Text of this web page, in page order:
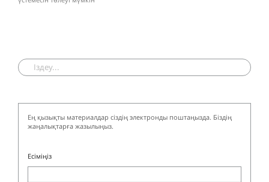
Ең қызықты материалдар сіздің электронды поштаңызда. Біздің
жаңалықтарға жазылыңыз.
Есіміңіз